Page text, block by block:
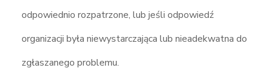
odpowiednio rozpatrzone, lub jeśli odpowiedź
organizacji była niewystarczająca lub nieadekwatna do
zgłaszanego problemu.